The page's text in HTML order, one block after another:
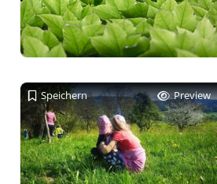
Speichern Preview